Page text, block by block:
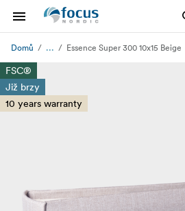
Domů ... Essence Super 300 10x15 Beige
FSC®
Již brzy
10 years warranty